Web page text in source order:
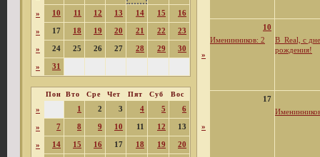
» 10 11 12 13 14 15 16
» 17 18 19 20 21 22 23
» 24 25 26 27 28 29 30
» 31
Пон Вто Сре Чет Пят Суб Вос
» 1 2 3 4 5 6
» 7 8 9 10 11 12 13
» 14 15 16 17 18 19 20
»
10
Именинников: 2
B_Real, с
рождения!
»
17